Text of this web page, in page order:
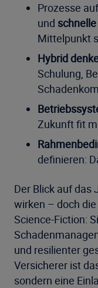
Prozesse
und
Mittelpunkt
Hybrid
Schulung,
Zukunft fit
definieren:
Der Blick auf das
wirken – doch
Science-Fiction:
und resilienter
Versicherer ist
sondern eine